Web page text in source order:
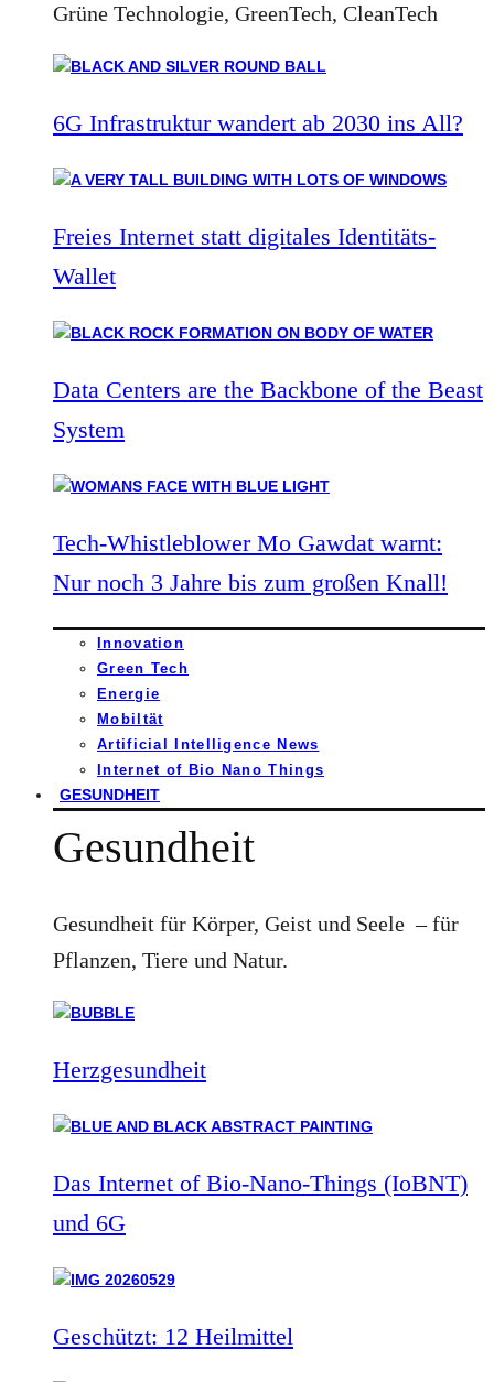
Grüne Technologie, GreenTech, CleanTech
6G Infrastruktur wandert ab 2030 ins All?
Freies Internet statt digitales Identitäts-
Wallet
Data Centers are the Backbone of the Beast
System
Tech-Whistleblower Mo Gawdat warnt:
Nur noch 3 Jahre bis zum großen Knall!
Innovation
Green Tech
Energie
Mobiltät
Artificial Intelligence News
Internet of Bio Nano Things
GESUNDHEIT
Gesundheit
Gesundheit für Körper, Geist und Seele – für
Pflanzen, Tiere und Natur.
Herzgesundheit
Das Internet of Bio-Nano-Things (IoBNT)
und 6G
Geschützt: 12 Heilmittel